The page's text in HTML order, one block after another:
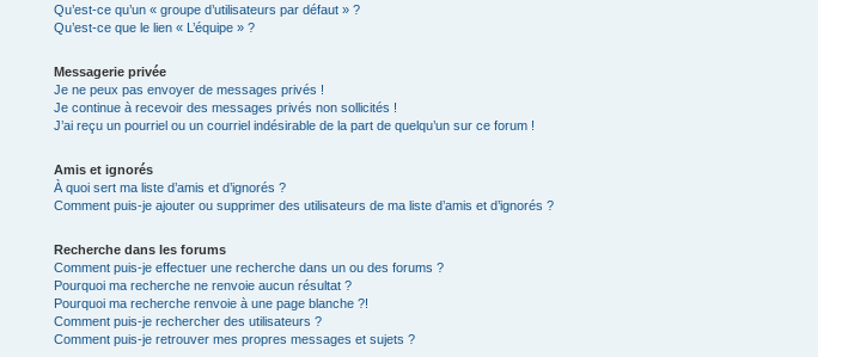
Qu’est-ce qu’un « groupe d’utilisateurs par défaut » ?
Qu’est-ce que le lien « L’équipe » ?
Messagerie privée
Je ne peux pas envoyer de messages privés !
Je continue à recevoir des messages privés non sollicités !
J’ai reçu un pourriel ou un courriel indésirable de la part de quelqu’un sur ce forum !
Amis et ignorés
À quoi sert ma liste d’amis et d’ignorés ?
Comment puis-je ajouter ou supprimer des utilisateurs de ma liste d’amis et d’ignorés ?
Recherche dans les forums
Comment puis-je effectuer une recherche dans un ou des forums ?
Pourquoi ma recherche ne renvoie aucun résultat ?
Pourquoi ma recherche renvoie à une page blanche ?!
Comment puis-je rechercher des utilisateurs ?
Comment puis-je retrouver mes propres messages et sujets ?